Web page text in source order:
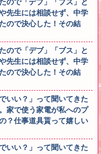
ので「デブ」「ブス」と
先生には相談せず、中学
ので決心した！その結
ので「デブ」「ブス」と
先生には相談せず、中学
ので決心した！その結
いい？」って聞いてきた
家で使う家電が私へのプ
？仕事道具貰って嬉しい
いい？」って聞いてきた